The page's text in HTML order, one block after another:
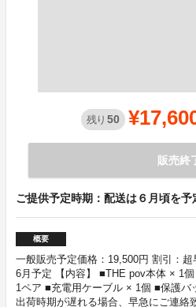
残り 50
販売終
ご提供予定時期：配送は６月頃を予
概要
一般販売予定価格：19,500円 割引：
6月予定 【内容】 ■THE pov本体 × 1
1ペア ■充電用ケーブル × 1個 ■保護
出荷時期が遅れる場合、早急にご連絡